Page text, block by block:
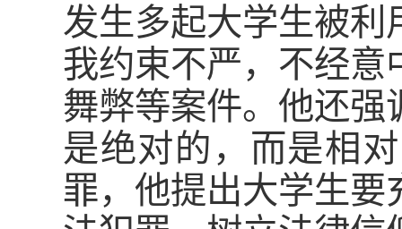
发生多起大学生被
我约束不严，不经
舞弊等案件。他还
是绝对的，而是相
罪，他提出大学生